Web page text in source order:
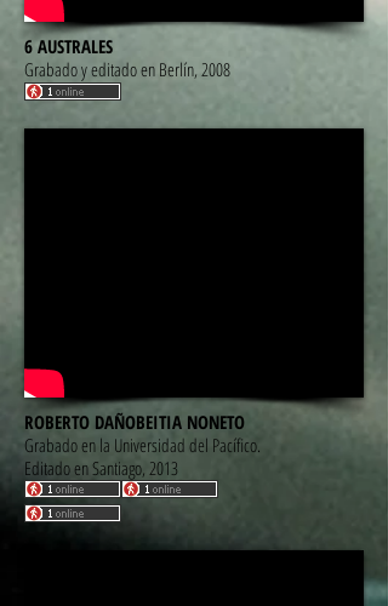
6 AUSTRALES
Grabado y editado en Berlín, 2008
ROBERTO DAÑOBEITIA NONETO
Grabado en la Universidad del Pacífico.
Editado en Santiago, 2013